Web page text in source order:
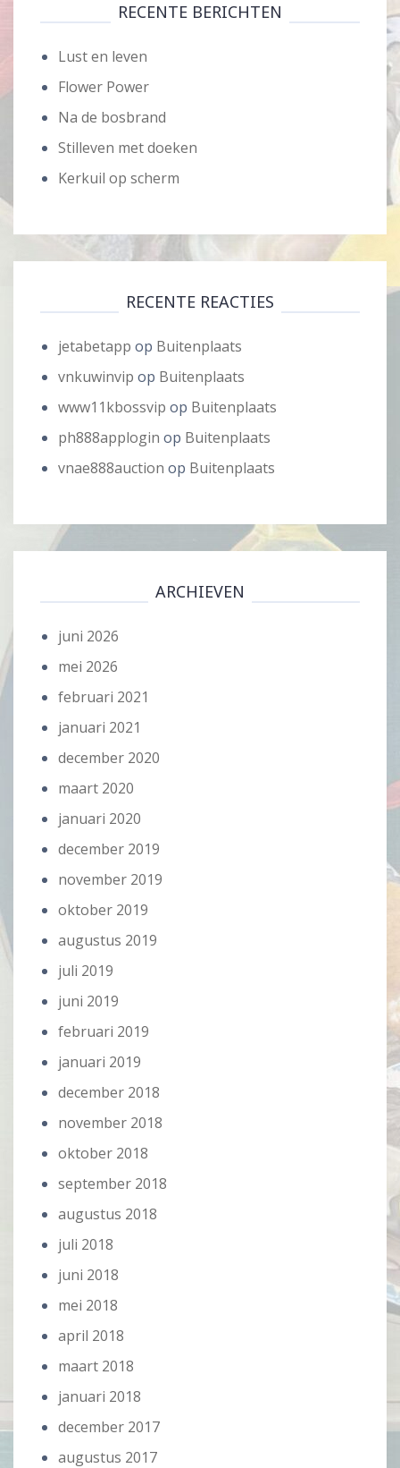
RECENTE BERICHTEN
Lust en leven
Flower Power
Na de bosbrand
Stilleven met doeken
Kerkuil op scherm
RECENTE REACTIES
jetabetapp op Buitenplaats
vnkuwinvip op Buitenplaats
www11kbossvip op Buitenplaats
ph888applogin op Buitenplaats
vnae888auction op Buitenplaats
ARCHIEVEN
juni 2026
mei 2026
februari 2021
januari 2021
december 2020
maart 2020
januari 2020
december 2019
november 2019
oktober 2019
augustus 2019
juli 2019
juni 2019
februari 2019
januari 2019
december 2018
november 2018
oktober 2018
september 2018
augustus 2018
juli 2018
juni 2018
mei 2018
april 2018
maart 2018
januari 2018
december 2017
augustus 2017